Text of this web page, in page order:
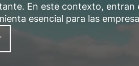
En este contexto, entran
esencial para las